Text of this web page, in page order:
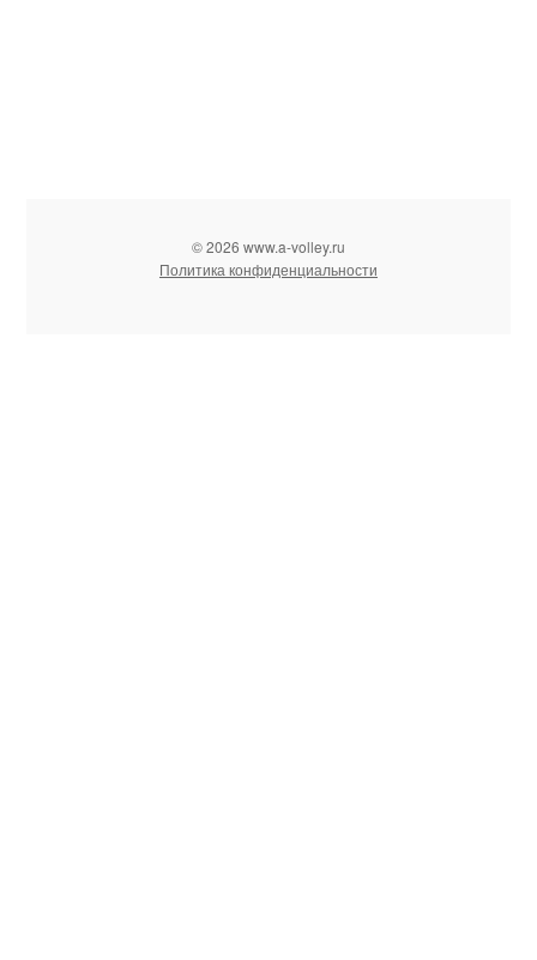
© 2026 www.a-volley.ru
Политика конфиденциальности